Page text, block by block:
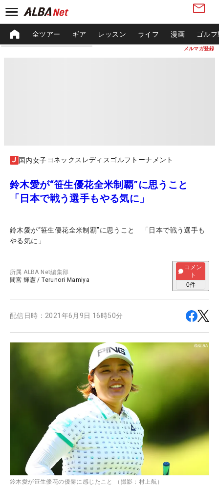
メルマガ登録
全ツアー ギア レッスン ライフ 漫画 ゴル
国内女子ヨネックスレディスゴルフトーナメント
鈴木愛が“笹生優花全米制覇”に思うこと
「日本で戦う選手もやる気に」
鈴木愛が“笹生優花全米制覇”に思うこと 「日本で戦う選手も
やる気に」
所属ALBA Net編集部
間宮 輝憲 /Terunori Mamiya
コメン
ト
0件
配信日時： 2021年6月9日 16時50分
鈴木愛が笹生優花の優勝に感じたこと （撮影：村上航）